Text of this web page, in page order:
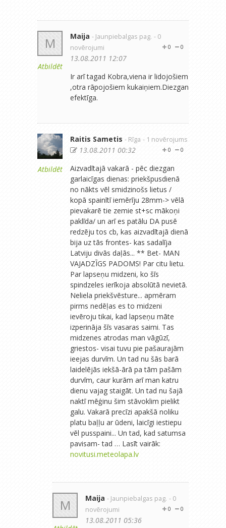
M
Atbildēt
Maija - Jaunpiebalgas pag. - 0
novērojumi
0
0
13.08.2011 12:07
Ir arī tagad Kobra,viena ir lidojošiem
,otra rāpojošiem kukaiņiem.Diezgan
efektīga.
Atbildēt
Raitis Sametis - Rīga - 1 novērojums
0
0
13.08.2011 00:32
Aizvadītajā vakarā - pēc diezgan
garlaicīgas dienas: priekšpusdienā
no nākts vēl smidzinošs lietus /
kopā spainītī iemērīju 28mm-> vēlā
pievakarē tie zemie st+sc mākoņi
paklīda/ un arī es patālu DA pusē
redzēju tos cb, kas aizvadītajā dienā
bija uz tās frontes- kas sadalīja
Latviju divās daļās... ** Bet- MAN
VAJADZĪGS PADOMS! Par citu lietu.
Par lapseņu midzeni, ko šīs
spindzeles ierīkoja absolūtā nevietā.
Neliela priekšvēsture... apmēram
pirms nedēļas es to midzeni
ievēroju tikai, kad lapseņu māte
izperināja šīs vasaras saimi. Tas
midzenes atrodas man vāgūzī,
griestos- visai tuvu pie pašaurajām
ieejas durvīm. Un tad nu šās barā
laidelējās iekšā-ārā pa tām pašām
durvīm, caur kurām arī man katru
dienu vajag staigāt. Un tad nu šajā
naktī mēģinu šim stāvoklim pielikt
galu. Vakarā precīzi apakšā noliku
platu baļļu ar ūdeni, laicīgi iestiepu
vēl pusspaini... Un tad, kad satumsa
pavisam- tad … Lasīt vairāk:
novitusi.meteolapa.lv
M Maija - Jaunpiebalgas pag. - 0
novērojumi
0
0
13.08.2011 05:36